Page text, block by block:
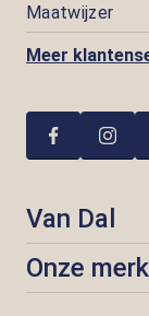
Maatwijzer
Meer
Van Dal
Onze